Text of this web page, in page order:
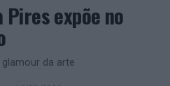
expõe no
da arte